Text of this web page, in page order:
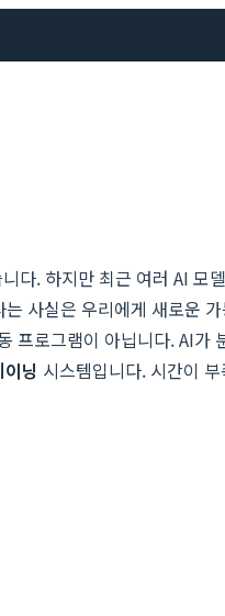
다. 하지만 최근 여러 AI 모
사실은 우리에게 새로운
프로그램이 아닙니다. AI가
닝 시스템입니다. 시간이